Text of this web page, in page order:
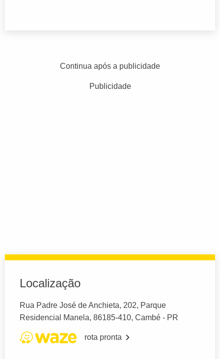
Continua após a publicidade
Publicidade
Localização
Rua Padre José de Anchieta, 202, Parque
Residencial Manela, 86185-410, Cambé - PR
rota pronta